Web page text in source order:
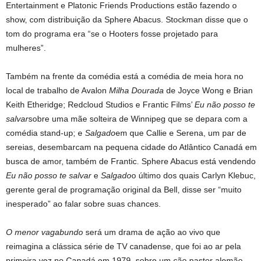
Entertainment e Platonic Friends Productions estão fazendo o
show, com distribuição da Sphere Abacus. Stockman disse que o
tom do programa era “se o Hooters fosse projetado para
mulheres”.
Também na frente da comédia está a comédia de meia hora no
local de trabalho de Avalon Milha Dourada de Joyce Wong e Brian
Keith Etheridge; Redcloud Studios e Frantic Films’Eu não posso te
salvarsobre uma mãe solteira de Winnipeg que se depara com a
comédia stand-up; e Salgadoem que Callie e Serena, um par de
sereias, desembarcam na pequena cidade do Atlântico Canadá em
busca de amor, também de Frantic. Sphere Abacus está vendendo
Eu não posso te salvar e Salgadoo último dos quais Carlyn Klebuc,
gerente geral de programação original da Bell, disse ser “muito
inesperado” ao falar sobre suas chances.
O menor vagabundo será um drama de ação ao vivo que
reimagina a clássica série de TV canadense, que foi ao ar pela